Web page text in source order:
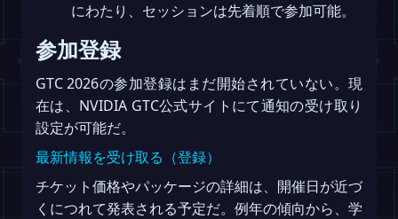
にわたり、セッションは先着順で参加可能。
参加登録
GTC 2026の参加登録はまだ開始されていない。現
在は、NVIDIA GTC公式サイトにて通知の受け取り
設定が可能だ。
最新情報を受け取る（登録）
チケット価格やパッケージの詳細は、開催日が近づ
くにつれて発表される予定だ。例年の傾向から、学